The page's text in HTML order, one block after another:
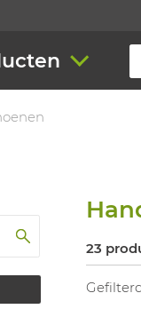
23